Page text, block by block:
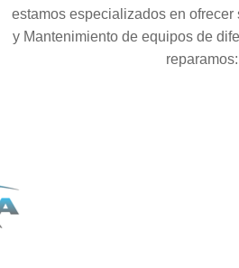
estamos especializados en
y Mantenimiento de equipos de
reparamos: